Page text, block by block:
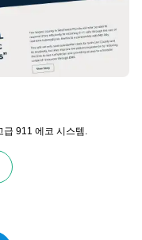
911 에코 시스템.